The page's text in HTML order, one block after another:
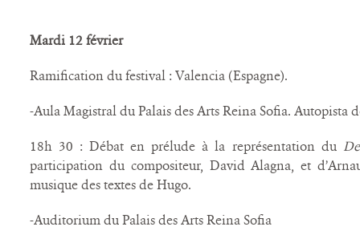
Mardi 12 février
Ramification du festival : Valencia (Espagne).
-Aula Magistral du Palais des Arts Reina Sofia. Autopista
18h 30 : Débat en prélude à la représentation du
participation du compositeur, David Alagna, et
musique des textes de Hugo.
-Auditorium du Palais des Arts Reina Sofia